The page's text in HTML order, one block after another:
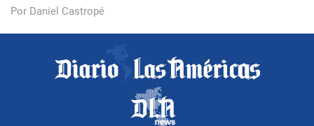
Por Daniel Castropé